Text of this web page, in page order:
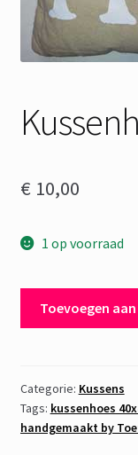
€ 10,00
1 op voorraad
Toevoegen
Categorie: Kussens
Tags: kussenhoes
handgemaakt by